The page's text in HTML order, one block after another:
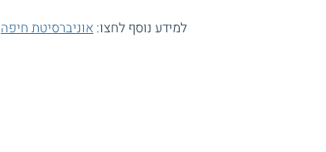
למידע נוסף לחצו: אוניברסיטת חיפה